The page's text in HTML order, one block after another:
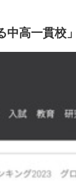
中高一貫校